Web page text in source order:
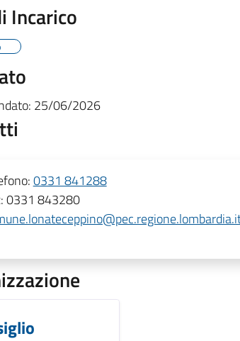
Incarico
25/06/2026
0331 841288
0331 843280